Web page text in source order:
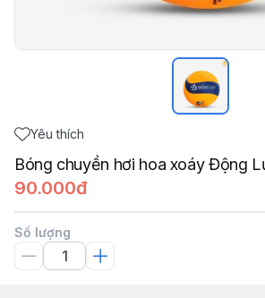
Yêu thích
Bóng chuyền hơi hoa xoáy Động
90.000đ
Số lượng